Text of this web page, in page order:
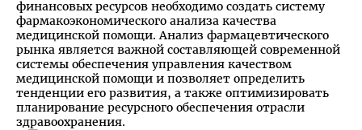
финансовых ресурсов необходимо создать систему
фармакоэкономического анализа качества
медицинской помощи. Анализ фармацевтического
рынка является важной составляющей современной
системы обеспечения управления качеством
медицинской помощи и позволяет определить
тенденции его развития, а также оптимизировать
планирование ресурсного обеспечения отрасли
здравоохранения.